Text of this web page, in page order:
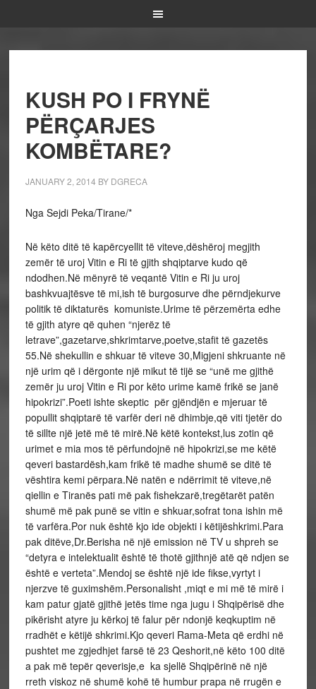
KUSH PO I FRYNË
PËRÇARJES
KOMBËTARE?
JANUARY 2, 2014 BY DGRECA
Nga Sejdi Peka/Tirane/*
Në këto ditë të kapërcyellit të viteve,dëshëroj megjith
zemër të uroj Vitin e Ri të gjith shqiptarve kudo që
ndodhen.Në mënyrë të veqantë Vitin e Ri ju uroj
bashkvuajtësve të mi,ish të burgosurve dhe përndjekurve
politik të diktaturës komuniste.Urime të përzemërta edhe
të gjith atyre që quhen “njerëz të
letrave”,gazetarve,shkrimtarve,poetve,stafit të gazetës
55.Në shekullin e shkuar të viteve 30,Migjeni shkruante në
një urim që i dërgonte një mikut të tijë se “unë me gjithë
zemër ju uroj Vitin e Ri por këto urime kamë frikë se janë
hipokrizi”.Poeti ishte skeptic për gjëndjën e mjeruar të
popullit shqiptarë të varfër deri në dhimbje,që viti tjetër do
të sillte një jetë më të mirë.Në këtë kontekst,lus zotin që
urimet e mia mos të përfundojnë në hipokrizi,se me këtë
qeveri bastardësh,kam frikë të madhe shumë se ditë të
vështira kemi përpara.Në natën e ndërrimit të viteve,në
qiellin e Tiranës pati më pak fishekzarë,tregëtarët patën
shumë më pak punë se vitin e shkuar,sofrat tona ishin më
të varfëra.Por nuk është kjo ide objekti i këtijëshkrimi.Para
pak ditëve,Dr.Berisha në një emission në TV u shpreh se
“detyra e intelektualit është të thotë gjithnjë atë që ndjen se
është e verteta”.Mendoj se është një ide fikse,vyrtyt i
njerzve të guximshëm.Personalisht ,miqt e mi më të mirë i
kam patur gjatë gjithë jetës time nga jugu i Shqipërisë dhe
pikërisht atyre ju kërkoj të falur për ndonjë keqkuptim në
rradhët e këtijë shkrimi.Kjo qeveri Rama-Meta që erdhi në
pushtet me zgjedhjet farsë të 23 Qeshorit,në këto 100 ditë
a pak më tepër qeverisje,e ka sjellë Shqipërinë në një
rreth viskoz në shumë kohë të humbur prapa në rrugën e